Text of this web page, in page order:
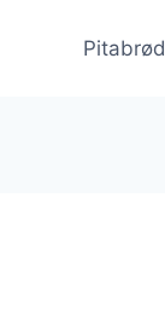
Pitabrød